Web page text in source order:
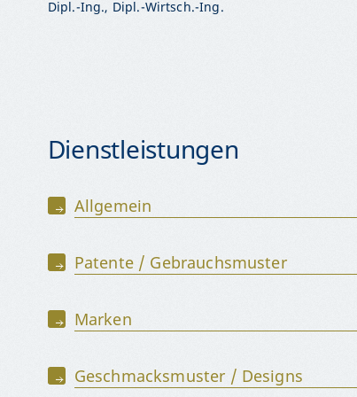
Dipl.-Ing., Dipl.-Wirtsch.-Ing.
Dienstleistungen
Allgemein
Patente / Gebrauchsmuster
Marken
Geschmacksmuster / Designs